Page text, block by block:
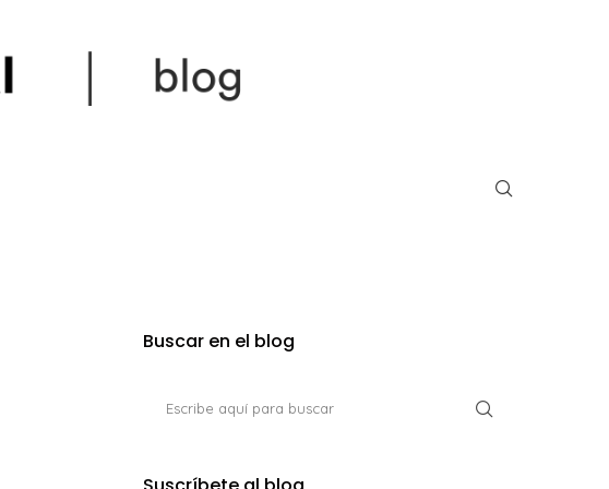
Buscar en el blog